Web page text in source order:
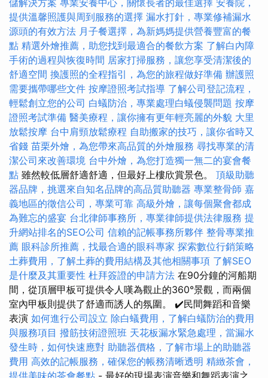
儲解決方案 專業安養中心，關懷長者的最佳選擇 安養院，
提供溫馨照護與周到服務的選擇 漏水打針，專業修補漏水
源頭的有效方法 月子餐選擇，為新媽媽提供營養豐富的餐
點 精選外燴推薦，助您找到最適合的餐飲方案 了解白內障
手術的過程與恢復時間 居家打掃服務，讓您享受清潔後的
舒適空間 換護照的全程指引，為您的旅程做好準備 辦護照
需要攜帶哪些文件 按摩證照考試指導 了解公司登記流程，
輕鬆創立您的公司 白蟻防治，專業處理白蟻侵襲問題 按摩
證照考試準備 醫美療程，讓你擁有更年輕亮麗的外貌 大里
放鬆按摩 台中肩頸放鬆療程 自助搬家的技巧，讓你省時又
省錢 苗栗外燴，為您帶來高品質的外燴服務 尋找專業的清
潔公司來改善環境 台中外燴，為您打造獨一無二的宴會餐
點 雖然較低層舒適舒適，但最好上樓欣賞景色。 頂級助聽
器品牌，挑選來自知名品牌的高品質助聽器 專業整骨師 嘉
義地區的徵信公司，專業可靠 高級外燴，讓每個聚會都成
為難忘的盛宴 台北律師事務所，專業律師提供法律服務 提
升網站排名的SEO公司 信賴的記帳事務所夥伴 整骨專業推
薦 眼科診所推薦，找最合適的眼科專家 探索數位行銷策略
土葬費用，了解土葬的費用結構及其他相關事項 了解SEO
是什麼及其重要性 杜拜簽證的申請方法 在90分鐘的河船期
間，從頂層甲板可提供令人嘆為觀止的360°景觀，而兩個
室內甲板則提供了舒適而誘人的氛圍。 ✔️民間舞蹈和音樂
表演 如何進行公司設立 除白蟻費用，了解白蟻防治的費用
與服務項目 撥筋技術證照班 天花板漏水緊急處理，當漏水
發生時，如何快速應對 助聽器價格，了解市場上的助聽器
費用 高效的記帳服務，確保您的帳務清晰透明 精緻茶會，
提供美味的茶會餐點 - 最好的現場表演音樂和舞蹈表演之